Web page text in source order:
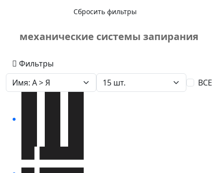
Сбросить фильтры
механические системы запирания
Фильтры
ВСЕ